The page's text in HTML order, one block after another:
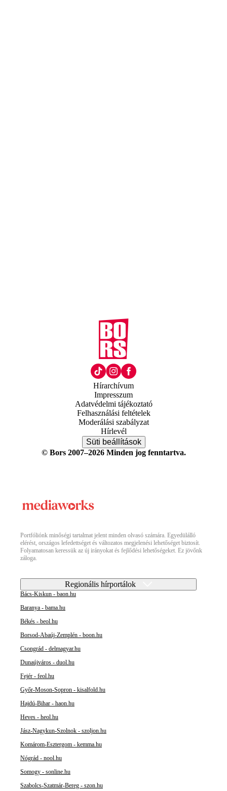
Hírarchívum
Impresszum
Adatvédelmi tájékoztató
Felhasználási feltételek
Moderálási szabályzat
Hírlevél
Süti beállítások
© Bors 2007–2026 Minden jog fenntartva.
Portfóliónk minőségi tartalmat jelent minden olvasó számára. Egyedülálló
elérést, országos lefedettséget és változatos megjelenési lehetőséget biztosít.
Folyamatosan keressük az új irányokat és fejlődési lehetőségeket. Ez jövőnk
záloga.
Regionális hírportálok
Bács-Kiskun - baon.hu
Baranya - bama.hu
Békés - beol.hu
Borsod-Abaúj-Zemplén - boon.hu
Csongrád - delmagyar.hu
Dunaújváros - duol.hu
Fejér - feol.hu
Győr-Moson-Sopron - kisalfold.hu
Hajdú-Bihar - haon.hu
Heves - heol.hu
Jász-Nagykun-Szolnok - szoljon.hu
Komárom-Esztergom - kemma.hu
Nógrád - nool.hu
Somogy - sonline.hu
Szabolcs-Szatmár-Bereg - szon.hu